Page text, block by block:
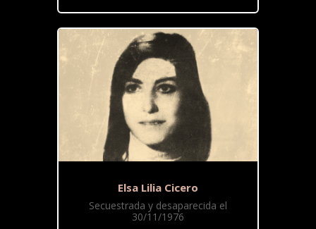
Elsa Lilia Cicero
Secuestrada y desaparecida el
30/11/1976